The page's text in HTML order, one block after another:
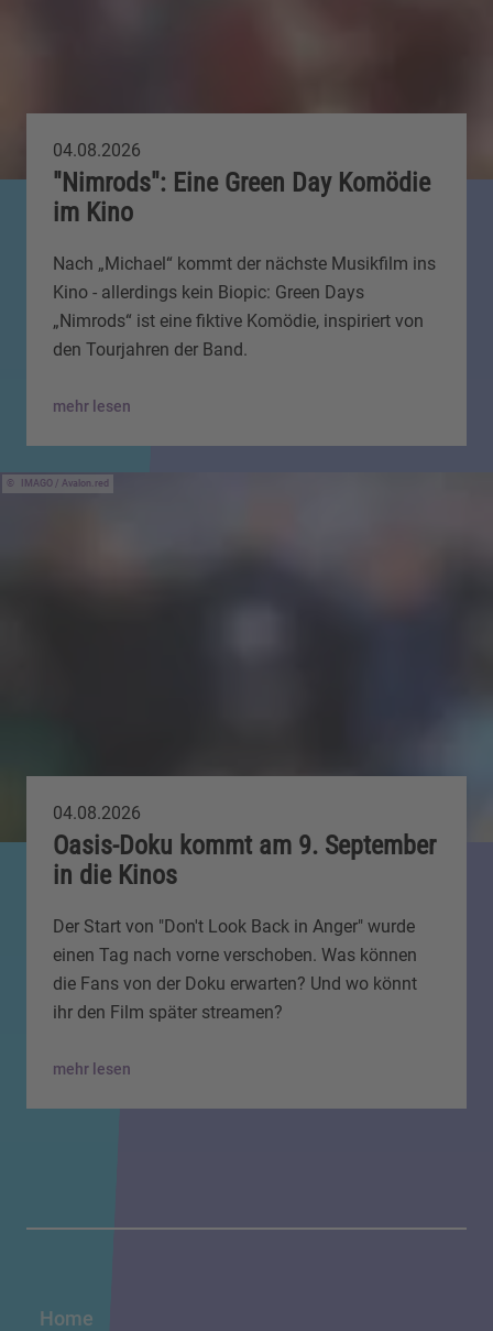
04.08.2026
"Nimrods": Eine Green Day Komödie
im Kino
Nach „Michael“ kommt der nächste Musikfilm ins
Kino - allerdings kein Biopic: Green Days
„Nimrods“ ist eine fiktive Komödie, inspiriert von
den Tourjahren der Band.
mehr lesen
IMAGO / Avalon.red
04.08.2026
Oasis-Doku kommt am 9. September
in die Kinos
Der Start von "Don't Look Back in Anger" wurde
einen Tag nach vorne verschoben. Was können
die Fans von der Doku erwarten? Und wo könnt
ihr den Film später streamen?
mehr lesen
Home